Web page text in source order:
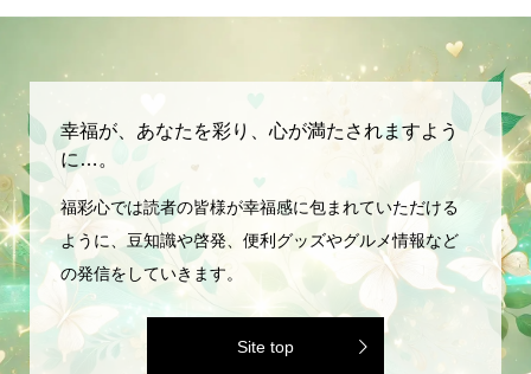
幸福が、あなたを彩り、心が満たされますよう
に…。
福彩心では読者の皆様が幸福感に包まれていただける
ように、豆知識や啓発、便利グッズやグルメ情報など
の発信をしていきます。
Site top